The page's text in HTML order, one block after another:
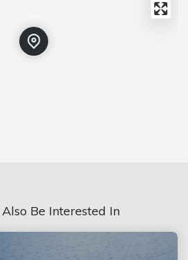
Be Interested In